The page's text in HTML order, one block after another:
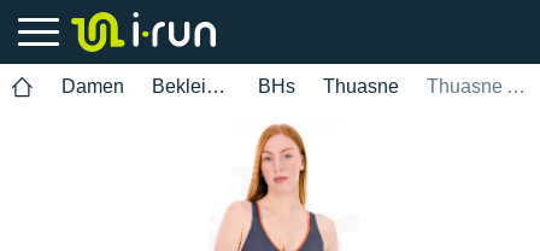
Damen Bekleidung BHs Thuasne Thuasne Activ Sport